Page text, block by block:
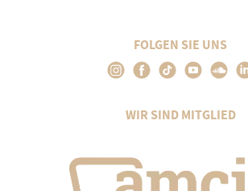
FOLGEN SIE UNS
WIR SIND MITGLIED